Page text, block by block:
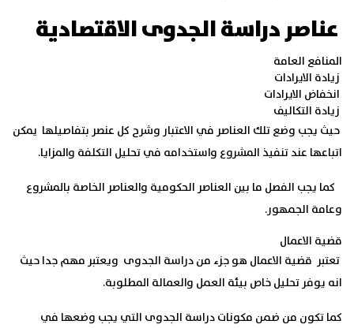
عناصر دراسة الجدوى الاقتصادية
المنافع العامة
زيادة الايرادات
انخفاض الايرادات
زيادة التكاليف
حيث يجب وضع تلك العناصر في الاعتبار وشرح كل عنصر بتفاصيلها يمكن
اتباعها عند تنفيذ المشروع واستخدامه في تحليل التكلفة والمزايا.
كما يجب الفصل ما بين العناصر الحكومية والعناصر الخاصة بالمشروع
وعامة الجمهور.
قضية الاعمال
تعتبر قضية الاعمال هو جزء من دراسة الجدوى ويعتبر مهم جدا حيث
انه يوفر تحليل خاص بيئة العمل والعمالة المطلوبة.
كما تكون من ضمن مكونات دراسة الجدوى التي يجب وضعها في